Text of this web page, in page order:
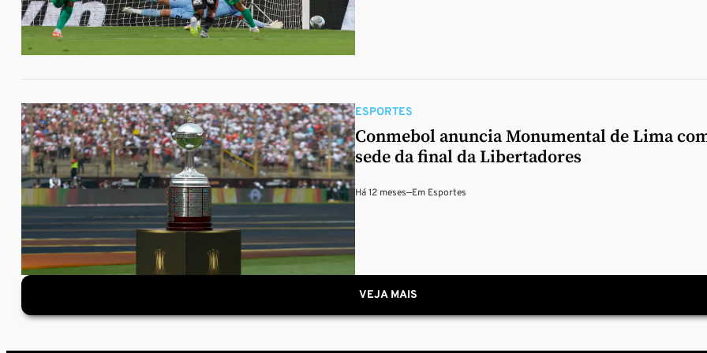
ESPORTES
Conmebol anuncia Monumental de Lima
sede da final da Libertadores
Há 12 meses—Em Esportes
VEJA MAIS